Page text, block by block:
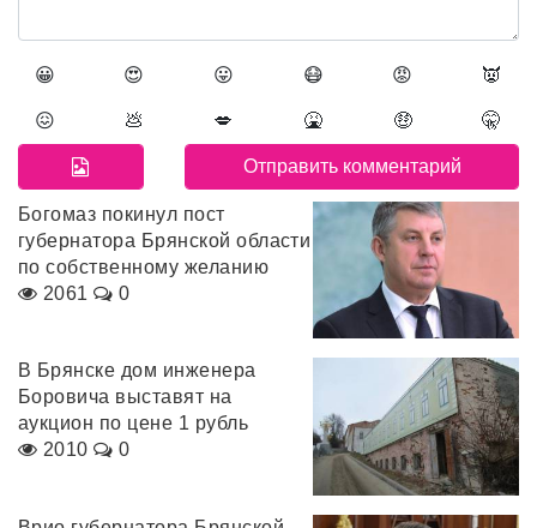
😀 😍 😛 😷 😡 👿
😖 💩 💋 🤮 🤑 🤫
Богомаз покинул пост
губернатора Брянской области
по собственному желанию
2061
0
В Брянске дом инженера
Боровича выставят на
аукцион по цене 1 рубль
2010
0